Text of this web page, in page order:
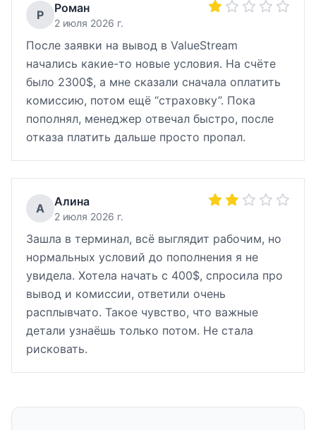
Р Роман
2 июля 2026 г.
После заявки на вывод в ValueStream
начались какие-то новые условия. На счёте
было 2300$, а мне сказали сначала оплатить
комиссию, потом ещё “страховку”. Пока
пополнял, менеджер отвечал быстро, после
отказа платить дальше просто пропал.
А Алина
2 июля 2026 г.
Зашла в терминал, всё выглядит рабочим, но
нормальных условий до пополнения я не
увидела. Хотела начать с 400$, спросила про
вывод и комиссии, ответили очень
расплывчато. Такое чувство, что важные
детали узнаёшь только потом. Не стала
рисковать.